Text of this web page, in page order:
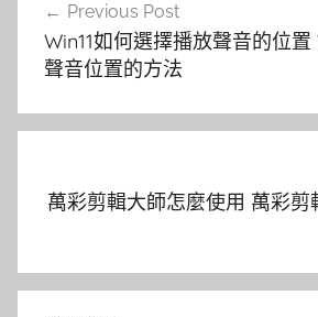
章
覽
Previous Post
Win11如何選擇播放聲音的位置
聲音位置的方法
萬彩剪輯大師怎麼使用 萬彩